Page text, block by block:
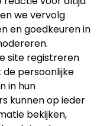
we vervolg
en goedkeuren in
site registreren
de persoonlijke
in hun
kunnen op ieder
bekijken,